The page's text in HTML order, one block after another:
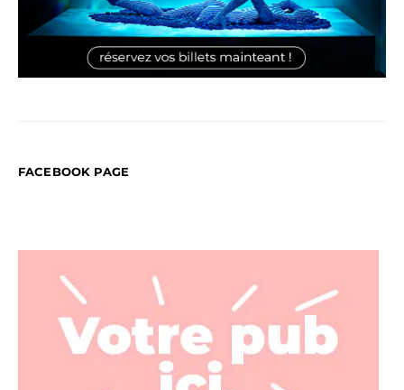
FACEBOOK PAGE